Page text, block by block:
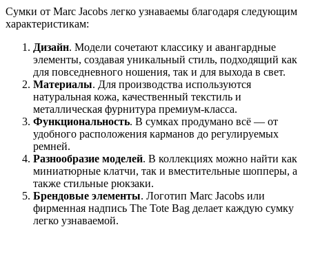
Сумки от Marc Jacobs легко узнаваемы благодаря следующим
характеристикам:
Дизайн. Модели сочетают классику и авангардные
элементы, создавая уникальный стиль, подходящий как
для повседневного ношения, так и для выхода в свет.
Материалы. Для производства используются
натуральная кожа, качественный текстиль и
металлическая фурнитура премиум-класса.
Функциональность. В сумках продумано всё — от
удобного расположения карманов до регулируемых
ремней.
Разнообразие моделей. В коллекциях можно найти как
миниатюрные клатчи, так и вместительные шопперы, а
также стильные рюкзаки.
Брендовые элементы. Логотип Marc Jacobs или
фирменная надпись The Tote Bag делает каждую сумку
легко узнаваемой.